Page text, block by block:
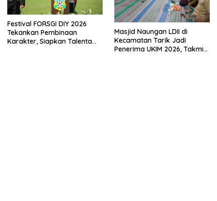
Festival FORSGI DIY 2026
Tekankan Pembinaan
Karakter, Siapkan Talenta
Masjid Naungan LDII di
Kecamatan Tarik Jadi
Penerima UKIM 2026, Takmir